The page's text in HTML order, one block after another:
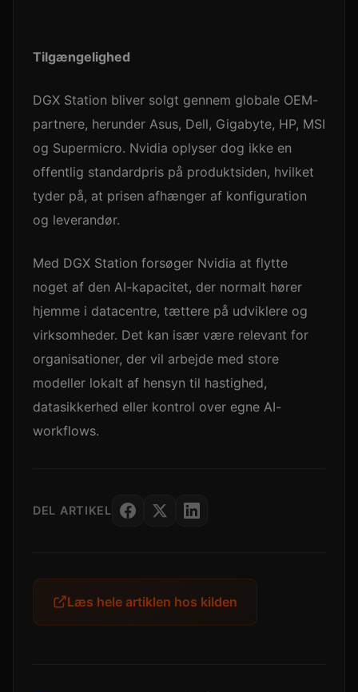
Tilgængelighed
DGX Station bliver solgt gennem globale OEM-
partnere, herunder Asus, Dell, Gigabyte, HP, MSI
og Supermicro. Nvidia oplyser dog ikke en
offentlig standardpris på produktsiden, hvilket
tyder på, at prisen afhænger af konfiguration
og leverandør.
Med DGX Station forsøger Nvidia at flytte
noget af den AI-kapacitet, der normalt hører
hjemme i datacentre, tættere på udviklere og
virksomheder. Det kan især være relevant for
organisationer, der vil arbejde med store
modeller lokalt af hensyn til hastighed,
datasikkerhed eller kontrol over egne AI-
workflows.
DEL ARTIKEL
Læs hele artiklen hos kilden